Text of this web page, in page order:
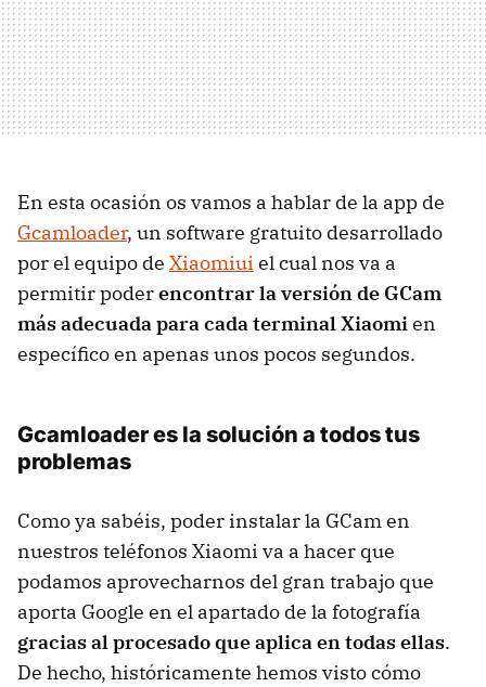
En esta ocasión os vamos a hablar de la app de
Gcamloader, un software gratuito desarrollado
por el equipo de Xiaomiui el cual nos va a
permitir poderencontrar la versión de GCam
más adecuada para cada terminal Xiaomien
específico en apenas unos pocos segundos.
Gcamloader es la solución a todos tus
problemas
Como ya sabéis, poder instalar la GCam en
nuestros teléfonos Xiaomi va a hacer que
podamos aprovecharnos del gran trabajo que
aporta Google en el apartado de la fotografía
gracias al procesado que aplica en todas ellas.
De hecho, históricamente hemos visto cómo